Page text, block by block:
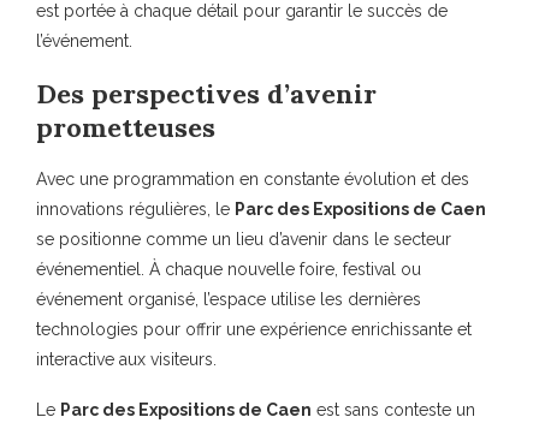
est portée à chaque détail pour garantir le succès de
l’événement.
Des perspectives d’avenir
prometteuses
Avec une programmation en constante évolution et des
innovations régulières, le Parc des Expositions de Caen
se positionne comme un lieu d’avenir dans le secteur
événementiel. À chaque nouvelle foire, festival ou
événement organisé, l’espace utilise les dernières
technologies pour offrir une expérience enrichissante et
interactive aux visiteurs.
Le Parc des Expositions de Caen est sans conteste un